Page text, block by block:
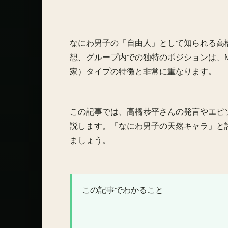
なにわ男子の「自由人」として知られる
想、グループ内での独特のポジションは
家）タイプの特徴と非常に重なります。
この記事では、高橋恭平さんの発言やエ
説します。「なにわ男子の天然キャラ」
ましょう。
この記事でわかること